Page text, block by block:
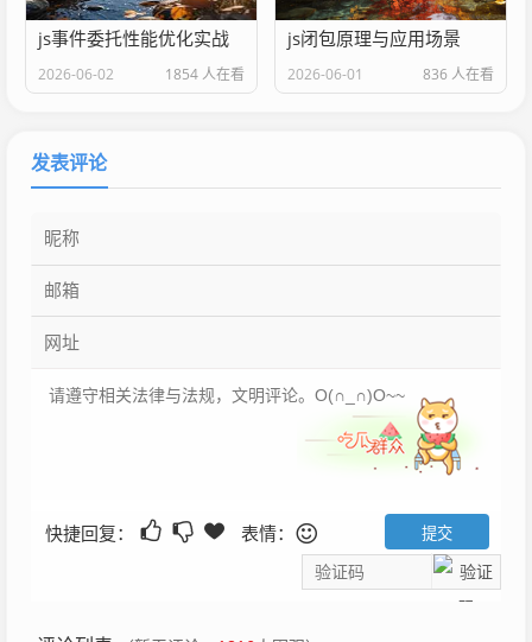
js事件委托性能优化实战
2026-06-02 1854 人在看
js闭包原理与应用场景
2026-06-01 836 人在看
发表评论
快捷回复： 表情：